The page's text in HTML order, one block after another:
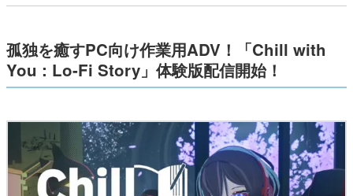
孤独を癒すPC向け作業用ADV！「Chill with
You : Lo-Fi Story」体験版配信開始！